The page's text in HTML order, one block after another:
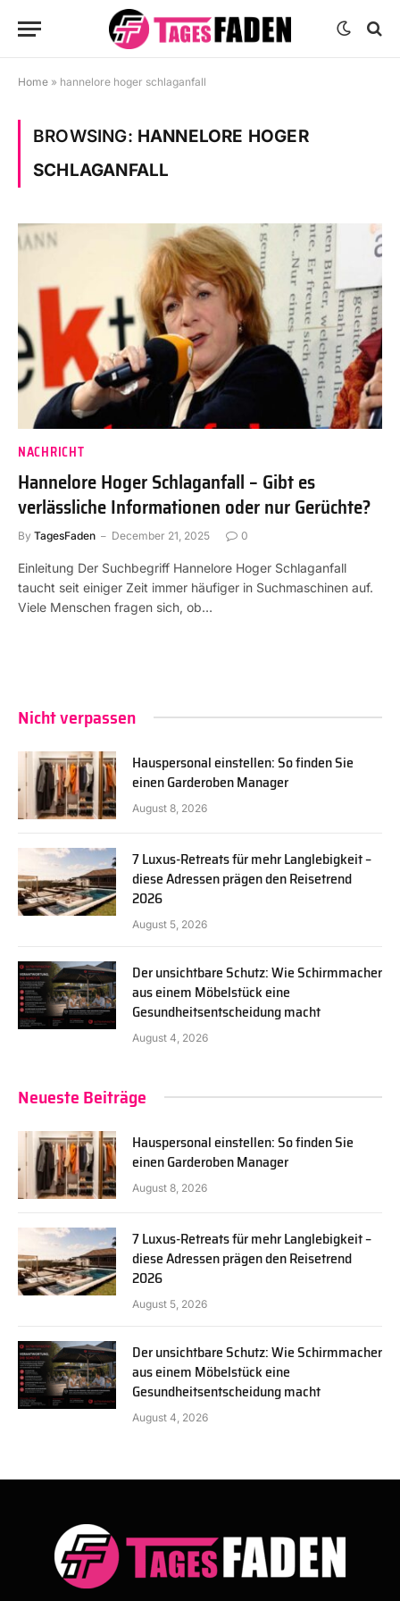
Home » hannelore hoger schlaganfall
BROWSING: HANNELORE HOGER
SCHLAGANFALL
NACHRICHT
Hannelore Hoger Schlaganfall – Gibt es
verlässliche Informationen oder nur Gerüchte?
By TagesFaden December 21, 2025 0
Einleitung Der Suchbegriff Hannelore Hoger Schlaganfall
taucht seit einiger Zeit immer häufiger in Suchmaschinen auf.
Viele Menschen fragen sich, ob…
Nicht verpassen
Hauspersonal einstellen: So finden Sie
einen Garderoben Manager
August 8, 2026
7 Luxus-Retreats für mehr Langlebigkeit –
diese Adressen prägen den Reisetrend
2026
August 5, 2026
Der unsichtbare Schutz: Wie Schirmmacher
aus einem Möbelstück eine
Gesundheitsentscheidung macht
August 4, 2026
Neueste Beiträge
Hauspersonal einstellen: So finden Sie
einen Garderoben Manager
August 8, 2026
7 Luxus-Retreats für mehr Langlebigkeit –
diese Adressen prägen den Reisetrend
2026
August 5, 2026
Der unsichtbare Schutz: Wie Schirmmacher
aus einem Möbelstück eine
Gesundheitsentscheidung macht
August 4, 2026